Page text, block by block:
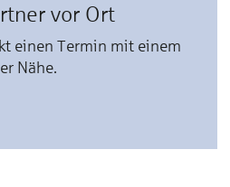
vor Ort
einen Termin mit einem
Nähe.